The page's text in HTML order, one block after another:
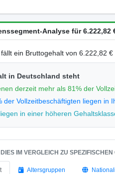
Analyse für 6.222,82
ein Bruttogehalt von 6.222,82
in Deutschland steht
derzeit mehr als 81% der
der Vollzeitbeschäftigten liegen in
in einer höheren
IM VERGLEICH ZU
Altersgruppen